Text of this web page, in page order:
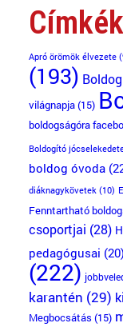
Címkék
Apró örömök élvezete
(193)
világnapja(15)
boldogságóra
Boldogító
boldog óvoda
diáknagykövetek(10)
Fenntartható
csoportjai (28)
pedagógusai (20)
(222)
karantén (29)
Megbocsátás (15)